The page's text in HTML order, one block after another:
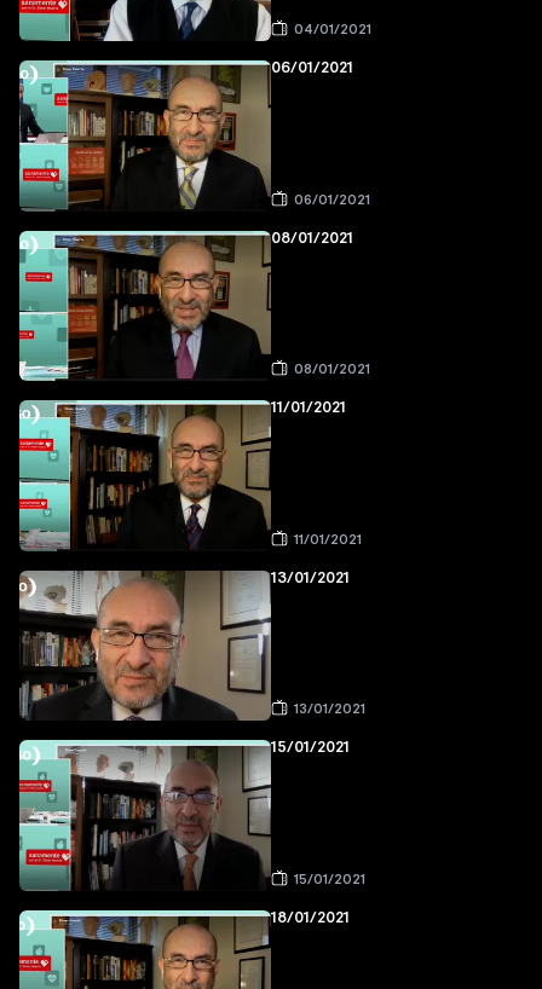
04/01/2021
06/01/2021
06/01/2021
08/01/2021
08/01/2021
11/01/2021
11/01/2021
13/01/2021
13/01/2021
15/01/2021
15/01/2021
18/01/2021